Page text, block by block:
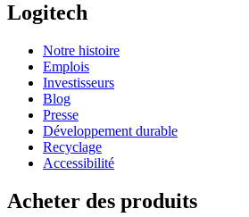
Logitech
Notre histoire
Emplois
Investisseurs
Blog
Presse
Développement durable
Recyclage
Accessibilité
Acheter des produits